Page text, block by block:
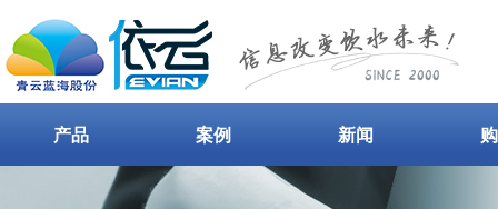
产品 案例 新闻